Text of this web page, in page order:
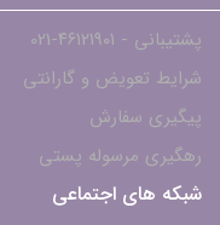
پشتیبانی - ۴۶۱۲۱۹۰۱-021
شرایط تعویض و گارانتی
پیگیری سفارش
رهگیری مرسوله پستی
شبکه های اجتماعی